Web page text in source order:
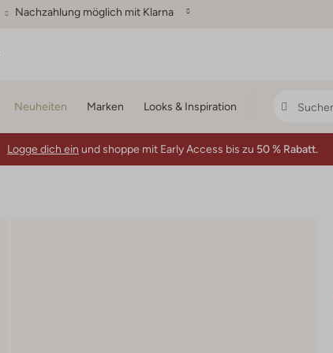
Nachzahlung möglich mit Klarna
Neuheiten Marken Looks & Inspiration
Logge dich ein und shoppe mit Early Access bis zu 50 % Rabatt.